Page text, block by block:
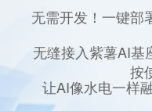
无需开发！一键部
无缝接入紫薯AI基
按
让AI像水电一样